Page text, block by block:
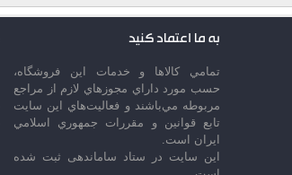
به ما اعتماد کنید
تمامي كالاها و خدمات اين فروشگاه،
حسب مورد داراي مجوزهاي لازم از مراجع
مربوطه مي‌باشند و فعاليت‌هاي اين سايت
تابع قوانين و مقررات جمهوري اسلامي
ايران است.
این سایت در ستاد ساماندهی ثبت شده